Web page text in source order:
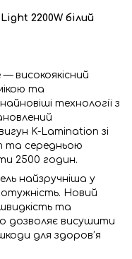
2200W білий
високоякісний
та
технології з
K-Lamination зі
та середньою
2500 годин.
найзручніша у
Новий
та
дозволяє висушити
для здоров’я